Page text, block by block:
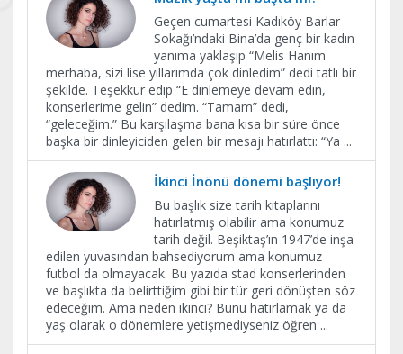
Geçen cumartesi Kadıköy Barlar
Sokağı’ndaki Bina’da genç bir kadın
yanıma yaklaşıp “Melis Hanım
merhaba, sizi lise yıllarımda çok dinledim” dedi tatlı bir
şekilde. Teşekkür edip “E dinlemeye devam edin,
konserlerime gelin” dedim. “Tamam” dedi,
“geleceğim.” Bu karşılaşma bana kısa bir süre önce
başka bir dinleyiciden gelen bir mesajı hatırlattı: “Ya ...
İkinci İnönü dönemi başlıyor!
Bu başlık size tarih kitaplarını
hatırlatmış olabilir ama konumuz
tarih değil. Beşiktaş’ın 1947’de inşa
edilen yuvasından bahsediyorum ama konumuz
futbol da olmayacak. Bu yazıda stad konserlerinden
ve başlıkta da belirttiğim gibi bir tür geri dönüşten söz
edeceğim. Ama neden ikinci? Bunu hatırlamak ya da
yaş olarak o dönemlere yetişmediyseniz öğren ...